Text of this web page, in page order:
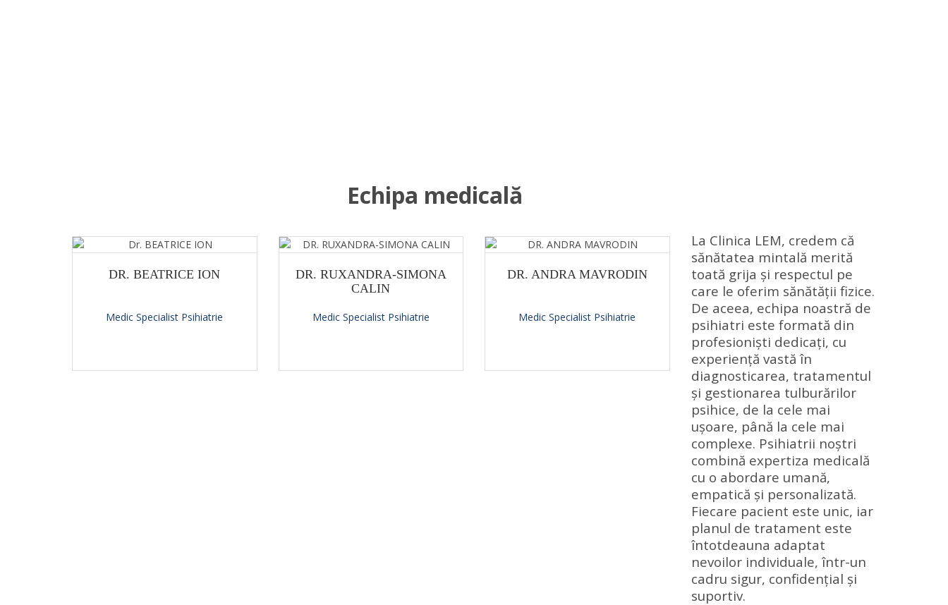
Echipa medicală
DR. BEATRICE ION
Medic Specialist Psihiatrie
DR. RUXANDRA-SIMONA
CALIN
Medic Specialist Psihiatrie
DR. ANDRA MAVRODIN
Medic Specialist Psihiatrie
La Clinica LEM, credem că
sănătatea mintală merită
toată grija și respectul pe
care le oferim sănătății fizice.
De aceea, echipa noastră de
psihiatri este formată din
profesioniști dedicați, cu
experiență vastă în
diagnosticarea, tratamentul
și gestionarea tulburărilor
psihice, de la cele mai
ușoare, până la cele mai
complexe. Psihiatrii noștri
combină expertiza medicală
cu o abordare umană,
empatică și personalizată.
Fiecare pacient este unic, iar
planul de tratament este
întotdeauna adaptat
nevoilor individuale, într-un
cadru sigur, confidențial și
suportiv.